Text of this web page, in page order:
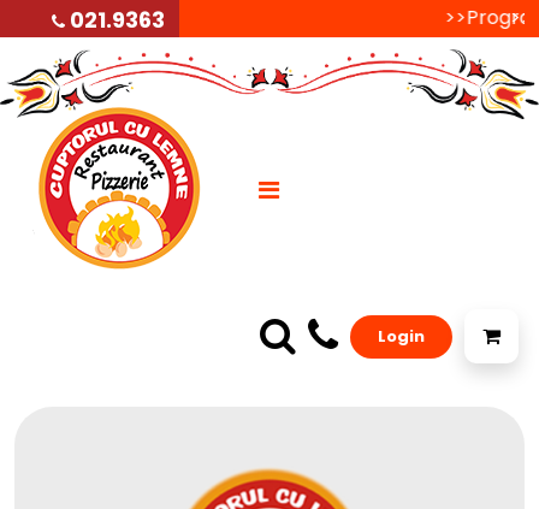
021.9363
Login